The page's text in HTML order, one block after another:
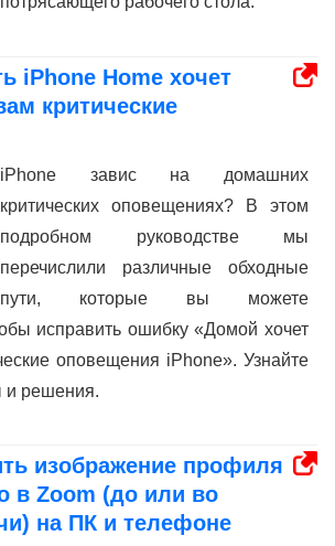
iPhone Home хочет
критические
iPhone завис на домашних
критических оповещениях? В этом
подробном руководстве мы
перечислили различные обходные
пути, которые вы можете
исправить ошибку «Домой хочет
оповещения iPhone». Узнайте
и решения.
изображение профиля
в Zoom (до или во
на ПК и телефоне